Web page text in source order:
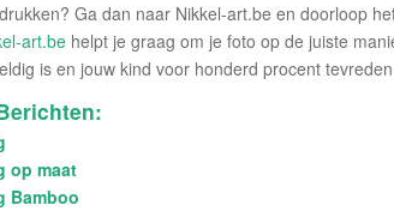
Ga dan naar Nikkel-art.be en doorloop
art.be helpt je graag om je foto op de juiste
is en jouw kind voor honderd procent
op maat
Bamboo